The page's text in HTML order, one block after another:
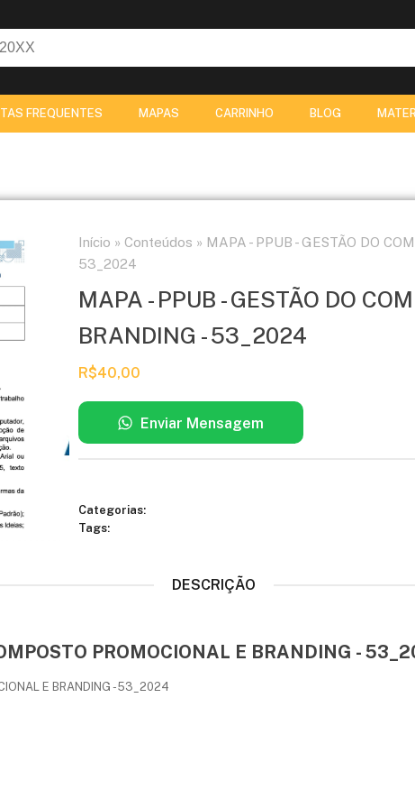
FREQUENTES MAPAS CARRINHO BLOG
Início » Conteúdos » MAPA - PPUB - GESTÃO DO
53_2024
MAPA - PPUB - GESTÃO DO
BRANDING - 53_2024
R$40,00
Enviar Mensagem
Categorias:
Tags:
DESCRIÇÃO
PROMOCIONAL E BRANDING -
E BRANDING - 53_2024